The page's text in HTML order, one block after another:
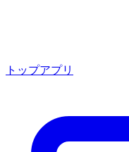
トップアプリ